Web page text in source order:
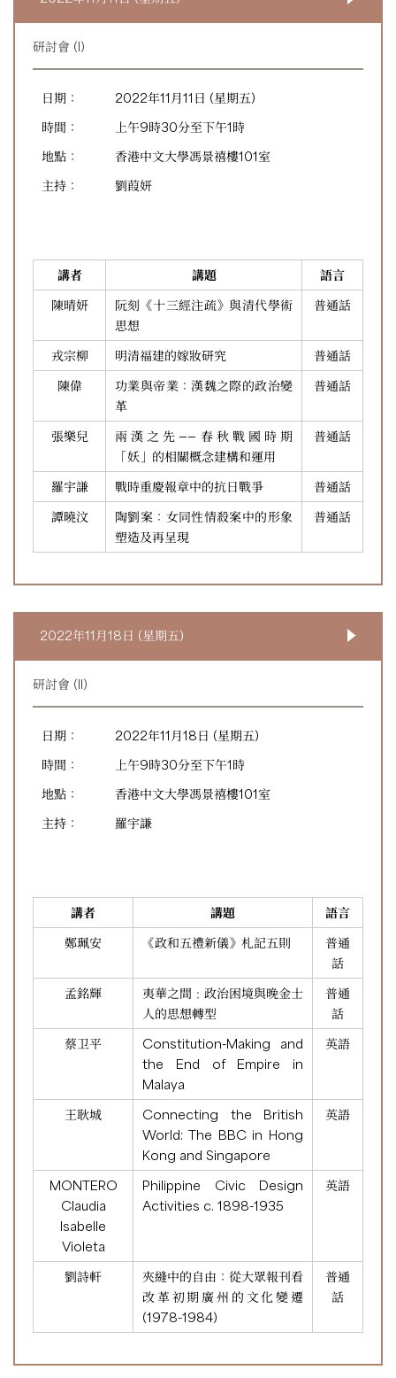
研討會 (I)
日期：
2022年11月11日 (星期五)
時間：
上午9時30分至下午1時
地點：
香港中文大學馮景禧樓101室
主持：
劉葭妍
講者 講題
語言
陳晴妍
阮刻《十三經注疏》與清代學術
思想
普通話
戎宗柳 明清福建的嫁妝研究
普通話
陳偉
功業與帝業：漢魏之際的政治變
革
普通話
張樂兒
兩漢之先——春秋戰國時期
「妖」的相關概念建構和運用
普通話
羅宇謙 戰時重慶報章中的抗日戰爭
普通話
譚曉汶
陶劉案：女同性情殺案中的形象
塑造及再呈現
普通話
2022年11月18日 (星期五)
研討會 (II)
日期：
2022年11月18日 (星期五)
時間：
上午9時30分至下午1時
地點：
香港中文大學馮景禧樓101室
主持：
羅宇謙
講者 講題
語言
鄭珮安
《政和五禮新儀》札記五則
普通
話
孟銘輝
夷華之間﹕政治困境與晚金士
人的思想轉型
普通
話
蔡卫平
Constitution-Making and
the End of Empire in
Malaya
英語
王耿城
Connecting the British
World: The BBC in Hong
Kong and Singapore
英語
MONTERO
Claudia
Isabelle
Violeta
Philippine Civic Design
Activities c. 1898-1935
英語
劉詩軒
夾縫中的自由：從大眾報刊看
改革初期廣州的文化變遷
(1978-1984)
普通
話